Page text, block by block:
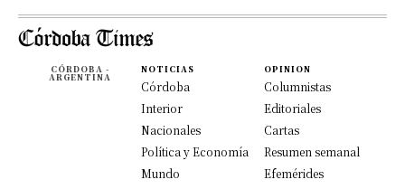
CÓRDOBA -
ARGENTINA
NOTICIAS
Córdoba
Interior
Nacionales
Política y Economía
Mundo
OPINION
Columnistas
Editoriales
Cartas
Resumen semanal
Efemérides